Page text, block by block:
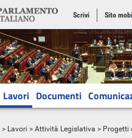
Scrivi Sito
Lavori Documenti
> Lavori > Attività Legislativa > Progetti